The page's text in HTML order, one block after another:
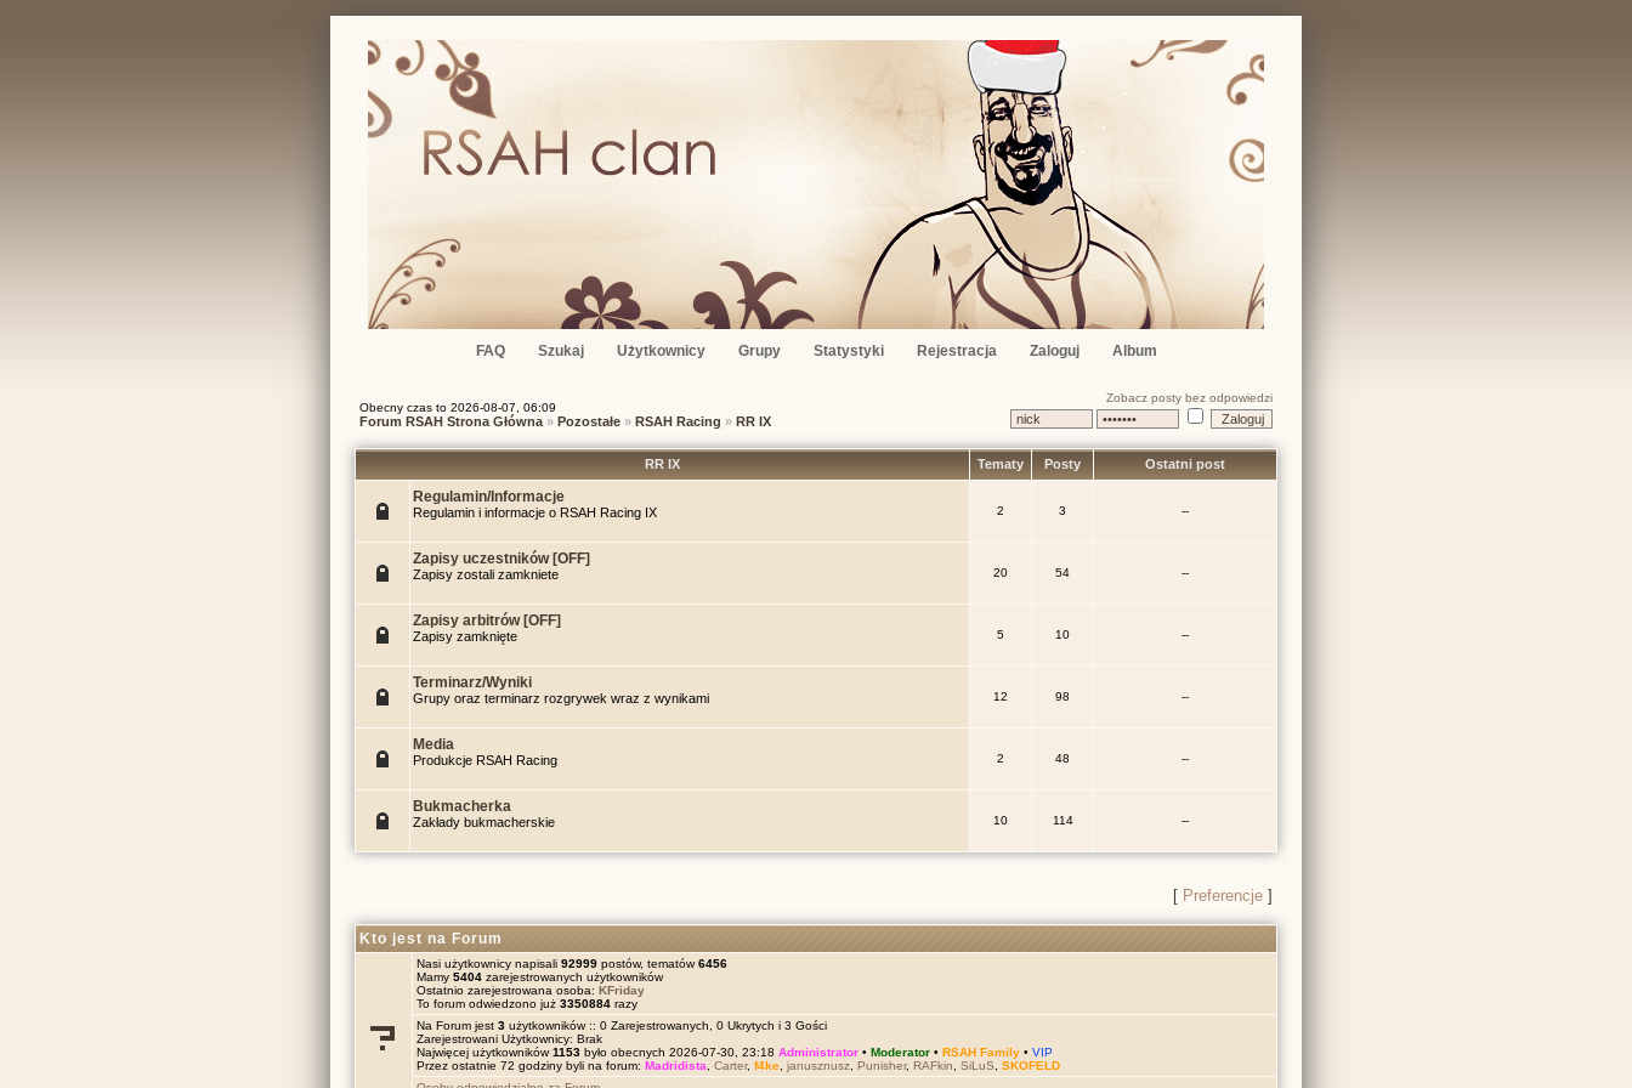
FAQ Szukaj Użytkownicy Grupy Statystyki Rejestracja Zaloguj Album
Obecny czas to 2026-08-07, 06:09
Forum RSAH Strona Główna » Pozostałe » RSAH Racing » RR IX
Zobacz posty bez odpowiedzi
RR IX Tematy Posty Ostatni post
Regulamin/Informacje
Regulamin i informacje o RSAH Racing IX 2 3 --
Zapisy uczestników [OFF]
Zapisy zostali zamkniete 20 54 --
Zapisy arbitrów [OFF]
Zapisy zamknięte 5 10 --
Terminarz/Wyniki
Grupy oraz terminarz rozgrywek wraz z wynikami 12 98 --
Media
Produkcje RSAH Racing 2 48 --
Bukmacherka
Zakłady bukmacherskie 10 114 --
[ Preferencje ]
Kto jest na Forum
Nasi użytkownicy napisali 92999 postów, tematów6456
Mamy 5404 zarejestrowanych użytkowników
Ostatnio zarejestrowana osoba: KFriday
To forum odwiedzono już 3350884 razy
Na Forum jest 3 użytkowników :: 0 Zarejestrowanych, 0 Ukrytych i 3 Gości
Zarejestrowani Użytkownicy: Brak
Najwięcej użytkowników1153 było obecnych 2026-07-30, 23:18 Administrator • Moderator • RSAH Family • VIP
Przez ostatnie 72 godziny byli na forum: Madridista Carter, f4ke janusznusz Punisher, RAFkin SiLuS
SKOFELD